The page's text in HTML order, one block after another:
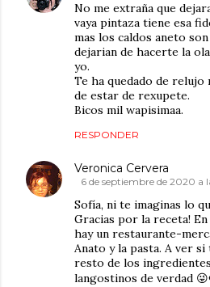
No me extraña que
vaya pintaza tiene esa
mas los caldos aneto
dejarian de hacerte la
yo.
Te ha quedado de relujo
de estar de rexupete.
Bicos mil wapisimaa.
RESPONDER
Veronica Cervera
6 de septiembre de 2020 a
Sofía, ni te imaginas lo
Gracias por la receta!
hay un restaurante-
Anato y la pasta. A ver
resto de los
langostinos de verdad